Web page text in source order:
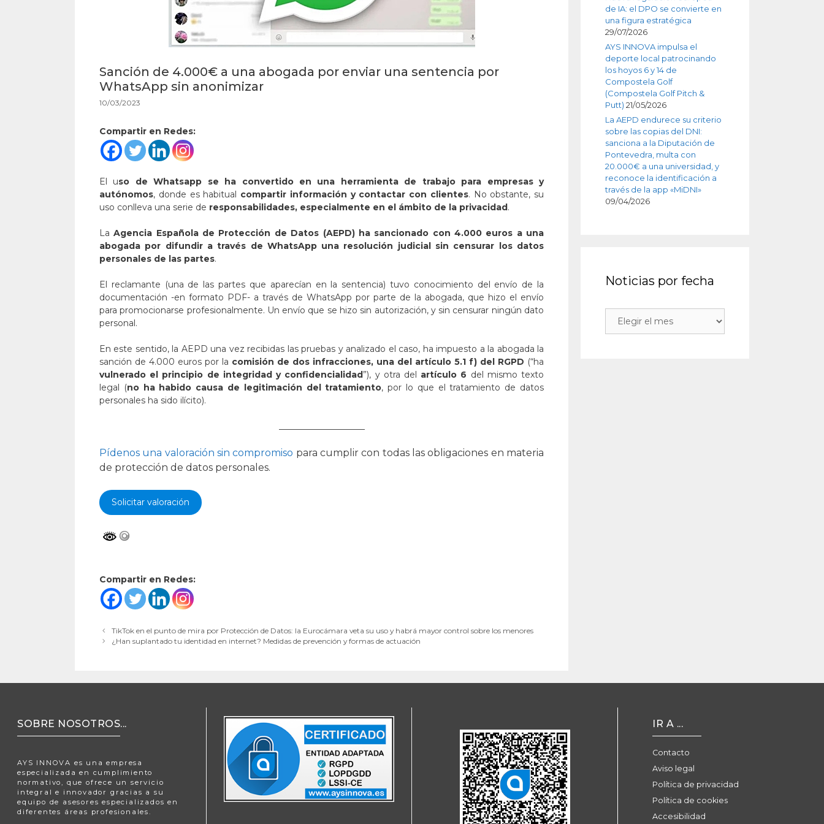
Sanción de 4.000€ a una abogada por enviar una sentencia por
WhatsApp sin anonimizar
10/03/2023
Compartir en Redes:
El uso de Whatsapp se ha convertido en una herramienta de trabajo para empresas y
autónomos, donde es habitual compartir información y contactar con clientes. No obstante, su
uso conlleva una serie de responsabilidades, especialmente en el ámbito de la privacidad.
LaAgencia Española de Protección de Datos (AEPD) ha sancionado con 4.000 euros a una
abogada por difundir a través de WhatsApp una resolución judicial sin censurar los datos
personales de las partes.
El reclamante (una de las partes que aparecían en la sentencia) tuvo conocimiento del envío de la
documentación -en formato PDF- a través de WhatsApp por parte de la abogada, que hizo el envío
para promocionarse profesionalmente. Un envío que se hizo sin autorización, y sin censurar ningún dato
personal.
En este sentido, la AEPD una vez recibidas las pruebas y analizado el caso, ha impuesto a la abogada la
sanción de 4.000 euros por la comisión de dos infracciones, una del artículo 5.1 f) del RGPD (“ha
vulnerado el principio de integridad y confidencialidad”), y otra del artículo 6 del mismo texto
legal (no ha habido causa de legitimación del tratamiento, por lo que el tratamiento de datos
personales ha sido ilícito).
Pídenos una valoración sin compromiso para cumplir con todas las obligaciones en materia
de protección de datos personales.
Solicitar valoración
Compartir en Redes:
TikTok en el punto de mira por Protección de Datos: la Eurocámara veta su uso y habrá mayor control sobre los menores
¿Han suplantado tu identidad en internet? Medidas de prevención y formas de actuación
de IA: el DPO se convierte en
una figura estratégica
29/07/2026
AYS INNOVA impulsa el
deporte local patrocinando
los hoyos 6 y 14 de
Compostela Golf
(Compostela Golf Pitch &
Putt) 21/05/2026
La AEPD endurece su criterio
sobre las copias del DNI:
sanciona a la Diputación de
Pontevedra, multa con
20.000€ a una universidad, y
reconoce la identificación a
través de la app «MiDNI»
09/04/2026
Noticias por fecha
SOBRE NOSOTROS...
AYS INNOVA es una empresa
especializada en cumplimiento
normativo, que ofrece un servicio
integral e innovador gracias a su
equipo de asesores especializados en
diferentes áreas profesionales.
IR A ...
Contacto
Aviso legal
Política de privacidad
Política de cookies
Accesibilidad